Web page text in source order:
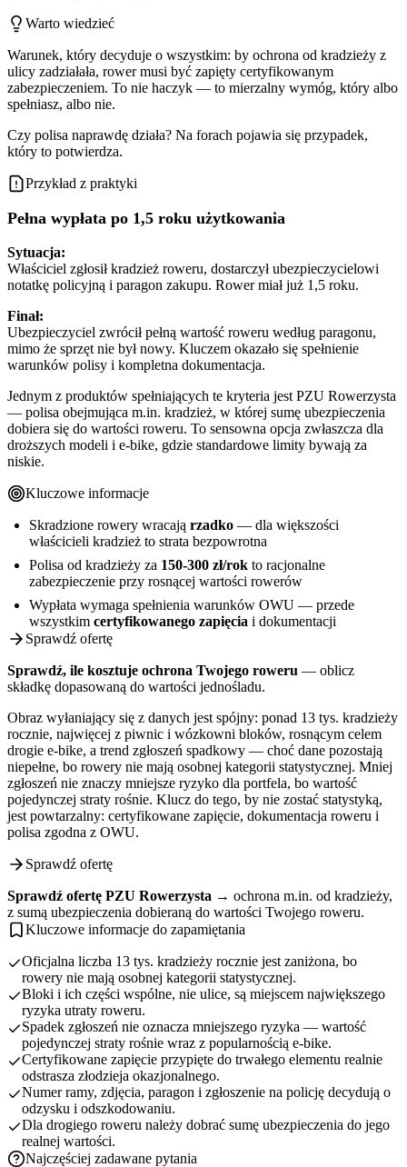
Warto wiedzieć
Warunek, który decyduje o wszystkim: by ochrona od kradzieży z
ulicy zadziałała, rower musi być zapięty certyfikowanym
zabezpieczeniem. To nie haczyk — to mierzalny wymóg, który albo
spełniasz, albo nie.
Czy polisa naprawdę działa? Na forach pojawia się przypadek,
który to potwierdza.
Przykład z praktyki
Pełna wypłata po 1,5 roku użytkowania
Sytuacja:
Właściciel zgłosił kradzież roweru, dostarczył ubezpieczycielowi
notatkę policyjną i paragon zakupu. Rower miał już 1,5 roku.
Finał:
Ubezpieczyciel zwrócił pełną wartość roweru według paragonu,
mimo że sprzęt nie był nowy. Kluczem okazało się spełnienie
warunków polisy i kompletna dokumentacja.
Jednym z produktów spełniających te kryteria jest PZU Rowerzysta
— polisa obejmująca m.in. kradzież, w której sumę ubezpieczenia
dobiera się do wartości roweru. To sensowna opcja zwłaszcza dla
droższych modeli i e-bike, gdzie standardowe limity bywają za
niskie.
Kluczowe informacje
Skradzione rowery wracają rzadko — dla większości
właścicieli kradzież to strata bezpowrotna
Polisa od kradzieży za 150-300 zł/rok to racjonalne
zabezpieczenie przy rosnącej wartości rowerów
Wypłata wymaga spełnienia warunków OWU — przede
wszystkim certyfikowanego zapięcia i dokumentacji
Sprawdź ofertę
Sprawdź, ile kosztuje ochrona Twojego roweru — oblicz
składkę dopasowaną do wartości jednośladu.
Obraz wyłaniający się z danych jest spójny: ponad 13 tys. kradzieży
rocznie, najwięcej z piwnic i wózkowni bloków, rosnącym celem
drogie e-bike, a trend zgłoszeń spadkowy — choć dane pozostają
niepełne, bo rowery nie mają osobnej kategorii statystycznej. Mniej
zgłoszeń nie znaczy mniejsze ryzyko dla portfela, bo wartość
pojedynczej straty rośnie. Klucz do tego, by nie zostać statystyką,
jest powtarzalny: certyfikowane zapięcie, dokumentacja roweru i
polisa zgodna z OWU.
Sprawdź ofertę
Sprawdź ofertę PZU Rowerzysta → ochrona m.in. od kradzieży,
z sumą ubezpieczenia dobieraną do wartości Twojego roweru.
Kluczowe informacje do zapamiętania
Oficjalna liczba 13 tys. kradzieży rocznie jest zaniżona, bo
rowery nie mają osobnej kategorii statystycznej.
Bloki i ich części wspólne, nie ulice, są miejscem największego
ryzyka utraty roweru.
Spadek zgłoszeń nie oznacza mniejszego ryzyka — wartość
pojedynczej straty rośnie wraz z popularnością e-bike.
Certyfikowane zapięcie przypięte do trwałego elementu realnie
odstrasza złodzieja okazjonalnego.
Numer ramy, zdjęcia, paragon i zgłoszenie na policję decydują o
odzysku i odszkodowaniu.
Dla drogiego roweru należy dobrać sumę ubezpieczenia do jego
realnej wartości.
Najczęściej zadawane pytania